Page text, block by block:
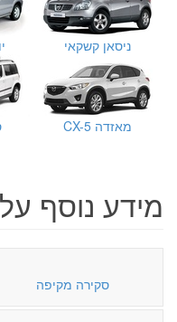
ניסאן קשקאי
מאזדה CX-5
מידע נוסף
סקירה מקיפה